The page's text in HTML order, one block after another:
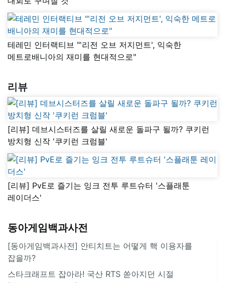
테레민 인터랙티브 "'리전 오브 저지먼트', 익숙한
메트로배니아의 재미를 현대적으로"
리뷰
[리뷰] 데브시스터즈를 살릴 새로운 돌파구 될까? 쿠키런
방치형 신작 '쿠키런 크럼블'
[리뷰] PvE로 즐기는 잉크 전투 루트슈터 '스플래툰
레이더스'
동아게임백과사전
[동아게임백과사전] 안티치트는 어떻게 핵 이용자를
잡을까?
스타크래프트 잡아라! 국산 RTS 쏟아지던 시절